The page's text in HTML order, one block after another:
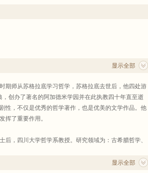
显示全部
期师从苏格拉底学习哲学，苏格拉底去世后，他四处游
创办了著名的阿加德米学园并在此执教四十年直至逝
性，不仅是优秀的哲学著作，也是优美的文学作品。他
挥了重要作用。
，四川大学哲学系教授。研究领域为：古希腊哲学、
含义》；保罗•纳托尔普《柏拉图的理念学说：理念论导
显示全部